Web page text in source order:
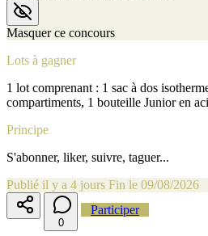
Masquer ce concours
Lots à gagner
1 lot comprenant : 1 sac à dos
compartiments, 1 bouteille Junior en
Principe
S'abonner, liker, suivre, taguer...
Publié il y a 4 jours Fin le 09/08/2026
0
Participer